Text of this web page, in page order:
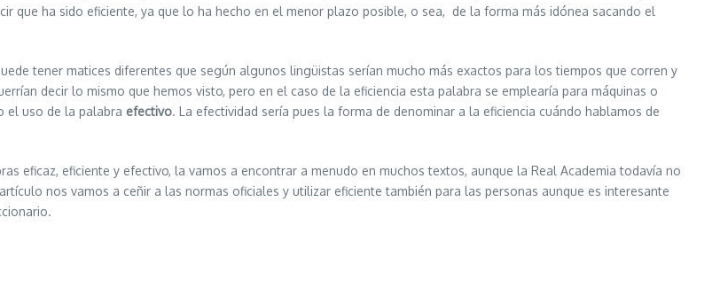
que ha sido eficiente, ya que lo ha hecho en el menor plazo posible, o sea, de la forma más idónea sacando el
tener matices diferentes que según algunos lingüistas serían mucho más exactos para los tiempos que corren y
decir lo mismo que hemos visto, pero en el caso de la eficiencia esta palabra se emplearía para máquinas o
el uso de la palabra efectivo. La efectividad sería pues la forma de denominar a la eficiencia cuándo hablamos de
eficaz, eficiente y efectivo, la vamos a encontrar a menudo en muchos textos, aunque la Real Academia todavía no
nos vamos a ceñir a las normas oficiales y utilizar eficiente también para las personas aunque es interesante